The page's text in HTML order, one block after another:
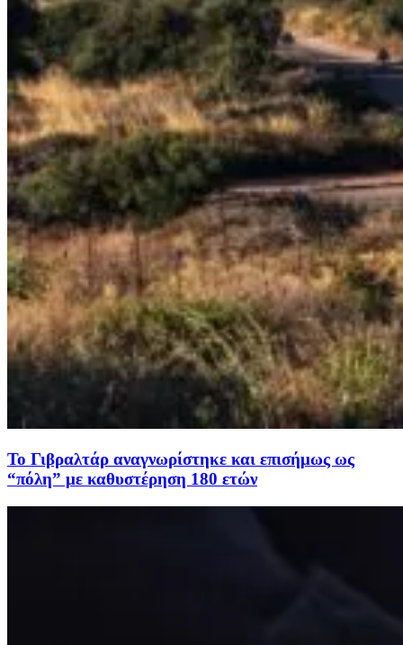
To Γιβραλτάρ αναγνωρίστηκε και επισήμως ως
“πόλη” με καθυστέρηση 180 ετών